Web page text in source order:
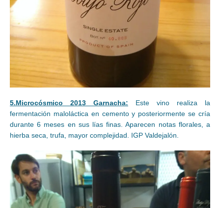
5.Microcósmico 2013 Garnacha: Este vino realiza la
fermentación maloláctica en cemento y posteriormente se cría
durante 6 meses en sus lías finas. Aparecen notas florales, a
hierba seca, trufa, mayor complejidad. IGP Valdejalón.